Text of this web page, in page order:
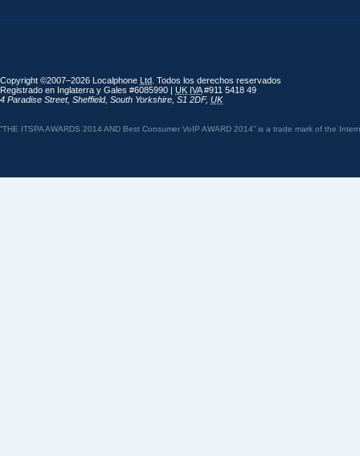
Copyright ©2007–2026 Localphone Ltd . Todos los derechos reservados
Registrado en Inglaterra y Gales #6085990 | UK IVA#911 5418 49
4 Paradise Street, Sheffield, South Yorkshire S1 2DF, UK
“THE ITSPA AWARDS 2014 AND Best Consumer VoIP AWARD 2014” is a trade mark of the